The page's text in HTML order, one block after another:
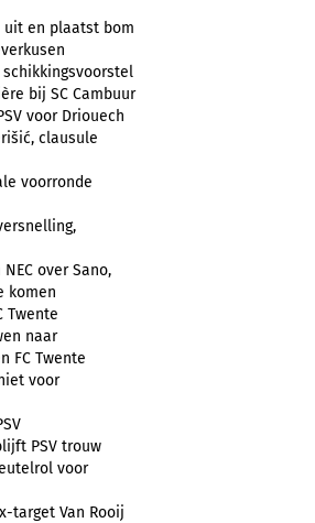
en plaatst bom
schikkingsvoorstel
bij SC Cambuur
voor Driouech
clausule
voorronde
over Sano,
komen
Twente
naar
FC Twente
voor
PSV trouw
voor
target Van Rooij